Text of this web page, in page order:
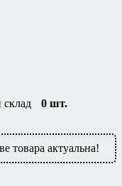
0 шт.
товара актуальна!